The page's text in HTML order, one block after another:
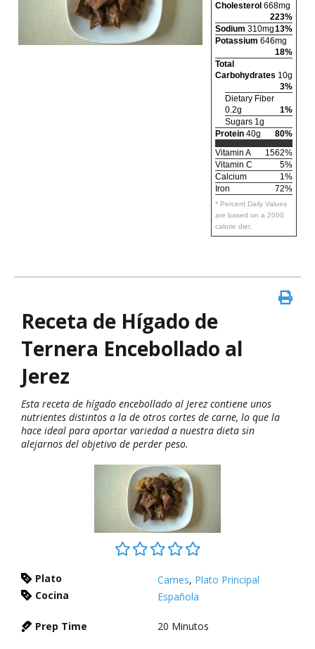
Cholesterol 668mg
223%
Sodium 310mg13%
Potassium 646mg
18%
Total
Carbohydrates 10g
3%
Dietary Fiber
0.2g
1%
Sugars 1g
Protein 40g
80%
Vitamin A
1562%
Vitamin C
5%
Calcium
1%
Iron
72%
* Percent Daily Values
are based on a 2000
calorie diet.
Receta de Hígado de
Ternera Encebollado al
Jerez
Esta receta de hígado encebollado al Jerez contiene unos
nutrientes distintos a la de otros cortes de carne, lo que la
hace ideal para aportar variedad a nuestra dieta sin
alejarnos del objetivo de perder peso.
Plato Carnes, Plato Principal
Cocina
Española
Prep Time 20 Minutos